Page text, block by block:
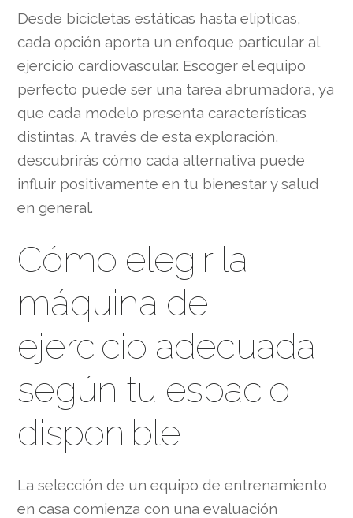
Desde bicicletas estáticas hasta elípticas,
cada opción aporta un enfoque particular al
ejercicio cardiovascular. Escoger el equipo
perfecto puede ser una tarea abrumadora, ya
que cada modelo presenta características
distintas. A través de esta exploración,
descubrirás cómo cada alternativa puede
influir positivamente en tu bienestar y salud
en general.
Cómo elegir la
máquina de
ejercicio adecuada
según tu espacio
disponible
La selección de un equipo de entrenamiento
en casa comienza con una evaluación